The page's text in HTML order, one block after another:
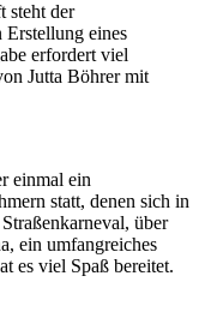
steht der
eines
erfordert viel
Jutta Böhrer mit
einmal ein
statt, denen sich in
über
ein umfangreiches
es viel Spaß bereitet.